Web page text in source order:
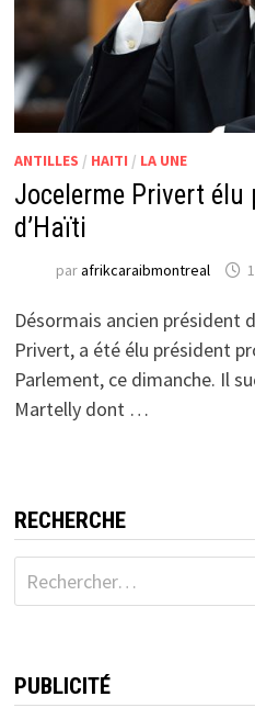
ANTILLES / HAITI / LA UNE
Jocelerme Privert
d’Haïti
parafrikcaraibmontreal
Désormais ancien président
Privert, a été élu président
Parlement, ce dimanche. Il
Martelly dont …
RECHERCHE
Rechercher :
PUBLICITÉ